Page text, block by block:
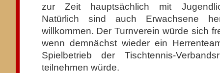
zur Zeit hauptsächlich mit
Natürlich sind auch Erwachsene
willkommen. Der Turnverein würde sich
wenn demnächst wieder ein
Spielbetrieb der Tischtennis-
teilnehmen würde.